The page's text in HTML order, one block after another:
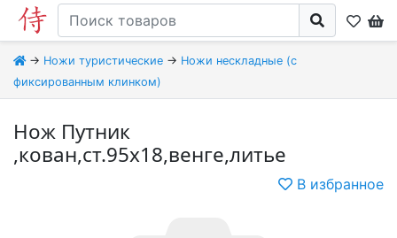
→ Ножи туристические → Ножи нескладные (с
фиксированным клинком)
Нож Путник
,кован,ст.95х18,венге,литье
В избранное